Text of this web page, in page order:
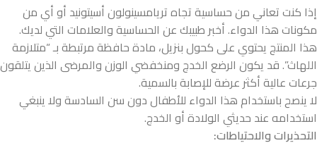
إذا كنت تعاني من حساسية تجاه تريامسينولون أسيتونيد أو أي من
مكونات هذا الدواء. أخبر طبيبك عن الحساسية والعلامات التي لديك.
هذا المنتج يحتوي على كحول بنزيل، مادة حافظة مرتبطة بـ “متلازمة
اللهاث”. قد يكون الرضع الخدج ومنخفضي الوزن والمرضى الذين يتلقون
جرعات عالية أكثر عرضة للإصابة بالسمية.
لا ينصح باستخدام هذا الدواء للأطفال دون سن السادسة ولا ينبغي
استخدامه عند حديثي الولادة أو الخدج.
التحذيرات والاحتياطات: